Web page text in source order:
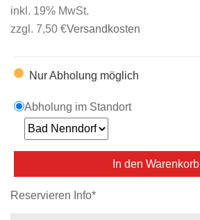
inkl. 19% MwSt.
zzgl. 7,50 €Versandkosten
Nur Abholung möglich
Abholung im Standort
In den Warenkorb
Reservieren Info*